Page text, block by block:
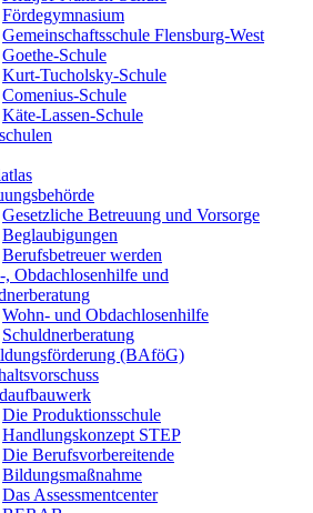
Fördegymnasium
Gemeinschaftsschule Flensburg-West
Goethe-Schule
Kurt-Tucholsky-Schule
Comenius-Schule
Käte-Lassen-Schule
Gesetzliche Betreuung und Vorsorge
Beglaubigungen
Berufsbetreuer werden
, Obdachlosenhilfe und
Wohn- und Obdachlosenhilfe
Schuldnerberatung
(BAföG)
Die Produktionsschule
Handlungskonzept STEP
Die Berufsvorbereitende
Bildungsmaßnahme
Das Assessmentcenter